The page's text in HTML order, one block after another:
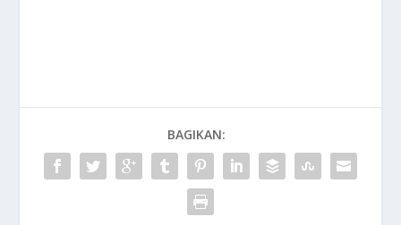
BAGIKAN: